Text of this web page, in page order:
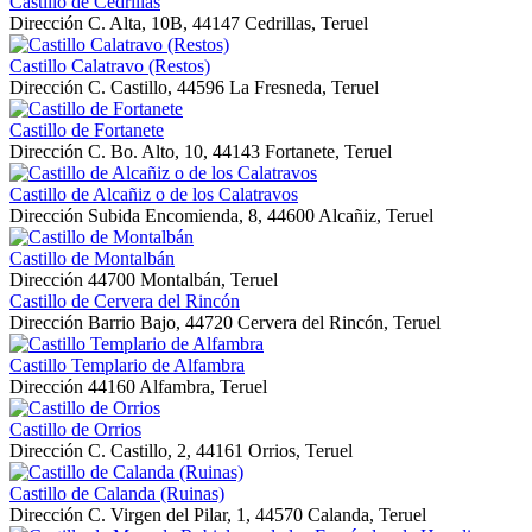
Dirección C. Alta, 10B, 44147 Cedrillas, Teruel
Castillo Calatravo (Restos)
Dirección C. Castillo, 44596 La Fresneda, Teruel
Castillo de Fortanete
Dirección C. Bo. Alto, 10, 44143 Fortanete, Teruel
Castillo de Alcañiz o de los Calatravos
Dirección Subida Encomienda, 8, 44600 Alcañiz, Teruel
Castillo de Montalbán
Dirección 44700 Montalbán, Teruel
Castillo de Cervera del Rincón
Dirección Barrio Bajo, 44720 Cervera del Rincón, Teruel
Castillo Templario de Alfambra
Dirección 44160 Alfambra, Teruel
Castillo de Orrios
Dirección C. Castillo, 2, 44161 Orrios, Teruel
Castillo de Calanda (Ruinas)
Dirección C. Virgen del Pilar, 1, 44570 Calanda, Teruel